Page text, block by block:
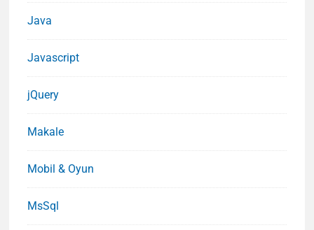
Java
Javascript
jQuery
Makale
Mobil & Oyun
MsSql